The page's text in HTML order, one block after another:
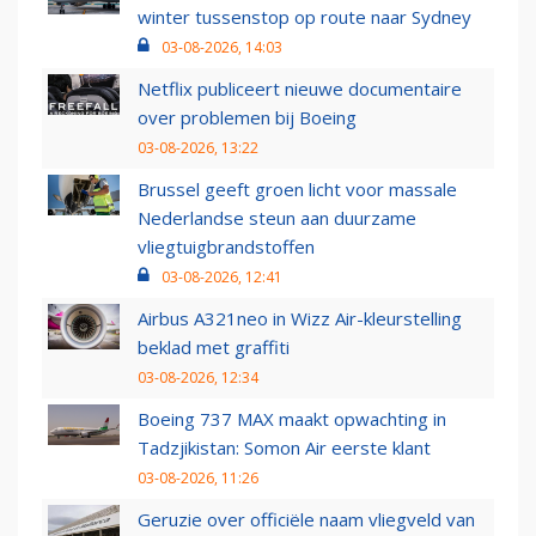
winter tussenstop op route naar Sydney
03-08-2026, 14:03
Netflix publiceert nieuwe documentaire
over problemen bij Boeing
03-08-2026, 13:22
Brussel geeft groen licht voor massale
Nederlandse steun aan duurzame
vliegtuigbrandstoffen
03-08-2026, 12:41
Airbus A321neo in Wizz Air-kleurstelling
beklad met graffiti
03-08-2026, 12:34
Boeing 737 MAX maakt opwachting in
Tadzjikistan: Somon Air eerste klant
03-08-2026, 11:26
Geruzie over officiële naam vliegveld van